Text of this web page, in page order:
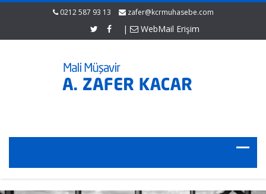
0212 587 93 13 zafer@kcrmuhasebe.com
| WebMail Erişim